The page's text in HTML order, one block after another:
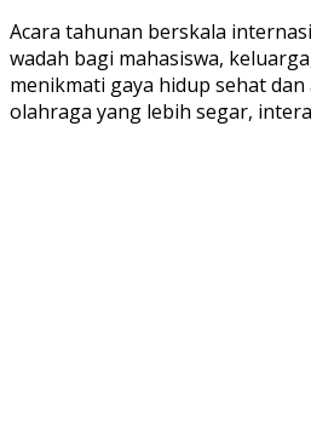
Acara tahunan berskala
wadah bagi mahasiswa,
menikmati gaya hidup sehat
olahraga yang lebih segar,